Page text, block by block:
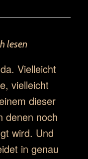
lesen
Vielleicht
vielleicht
dieser
denen noch
wird. Und
in genau